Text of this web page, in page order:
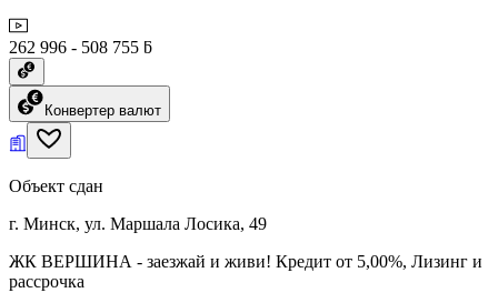
262 996 - 508 755 ƃ
Конвертер валют
Объект сдан
г. Минск, ул. Маршала Лосика, 49
ЖК ВЕРШИНА - заезжай и живи! Кредит от 5,00%, Лизинг и
рассрочка